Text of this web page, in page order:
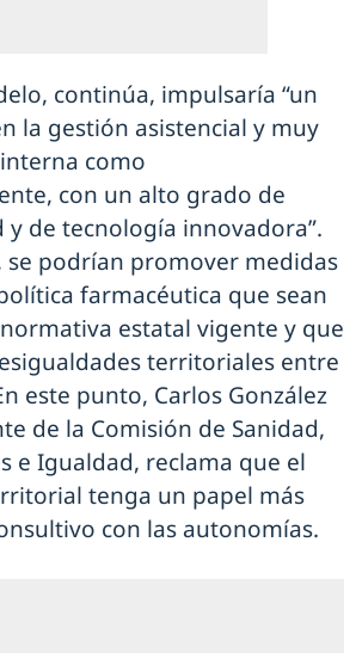
continúa, impulsaría “un
la gestión asistencial y muy
como
con un alto grado de
de tecnología innovadora”.
se podrían promover medidas
farmacéutica que sean
estatal vigente y que
territoriales entre
este punto, Carlos González
de la Comisión de Sanidad,
e Igualdad, reclama que el
tenga un papel más
con las autonomías.